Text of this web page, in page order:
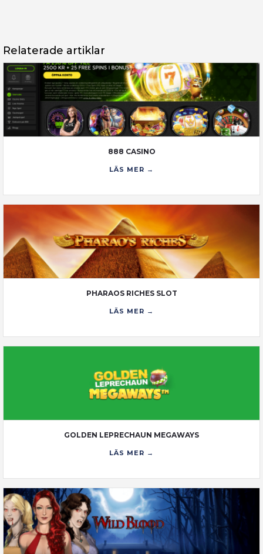
Relaterade artiklar
888 CASINO
LÄS MER →
PHARAOS RICHES SLOT
LÄS MER →
GOLDEN LEPRECHAUN MEGAWAYS
LÄS MER →